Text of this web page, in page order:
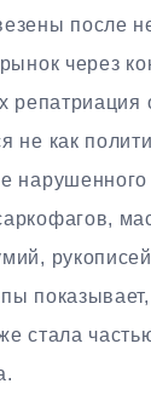
после
через
репатриация
не как
показывает,
стала